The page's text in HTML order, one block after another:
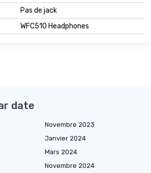
Pas de jack
WFC510 Headphones
date
Novembre 2023
Janvier 2024
Mars 2024
Novembre 2024